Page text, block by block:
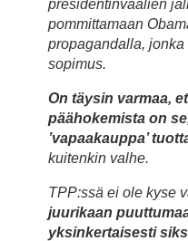
presidentinvaalien
pommittamaan
propagandalla,
sopimus.
On täysin varmaa,
päähokemista on
’vapaakauppa’
kuitenkin valhe.
TPP:ssä ei ole kyse
juurikaan
yksinkertaisesti